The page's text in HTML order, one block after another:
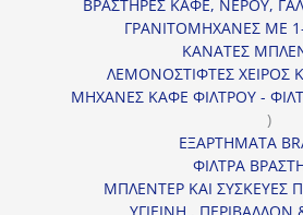
ΒΡΑΣΤΗΡΕΣ ΚΑΦΕ, ΝΕΡΟΥ,
ΓΡΑΝΙΤΟΜΗΧΑΝΕΣ ΜΕ
ΚΑΝΑΤΕΣ
ΛΕΜΟΝΟΣΤΙΦΤΕΣ ΧΕΙΡΟΣ
ΜΗΧΑΝΕΣ ΚΑΦΕ ΦΙΛΤΡΟΥ -
16
ΕΞΑΡΤΗΜΑΤΑ
ΦΙΛΤΡΑ
ΜΠΛΕΝΤΕΡ ΚΑΙ ΣΥΣΚΕΥΕΣ